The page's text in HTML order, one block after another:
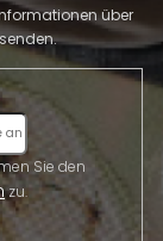
über
zu.